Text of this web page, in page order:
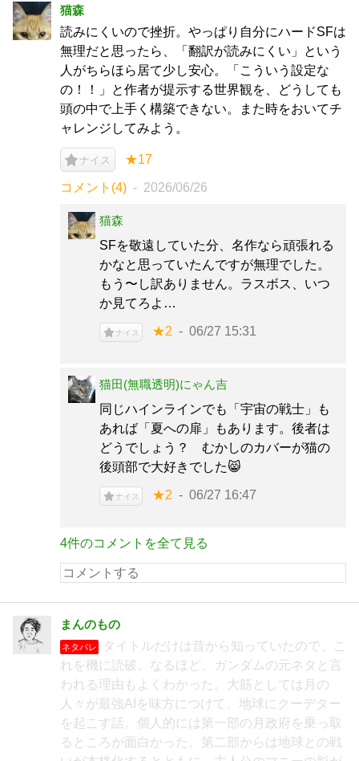
猫森
読みにくいので挫折。やっぱり自分にハードSFは
無理だと思ったら、「翻訳が読みにくい」という
人がちらほら居て少し安心。「こういう設定な
の！！」と作者が提示する世界観を、どうしても
頭の中で上手く構築できない。また時をおいてチ
ャレンジしてみよう。
ナイス ★17
コメント(4) 2026/06/26
猫森
SFを敬遠していた分、名作なら頑張れる
かなと思っていたんですが無理でした。
もう〜し訳ありません。ラスボス、いつ
か見てろよ…
ナイス ★2 06/27 15:31
猫田(無職透明)にゃん吉
同じハインラインでも「宇宙の戦士」も
あれば「夏への扉」もあります。後者は
どうでしょう？ むかしのカバーが猫の
後頭部で大好きでした😸
ナイス ★2 06/27 16:47
4件のコメントを全て見る
まんのもの
ネタバレ
タイトルだけは昔から知っていたので、こ
れを機に読破。なるほど、ガンダムの元ネタと言
われる理由もよくわかった。大筋としては月の
人々が最強AIを味方につけて、地球にクーデター
を起こす話。個人的には第一部の月政府を乗っ取
るところが面白かった。第二部からは地球との戦